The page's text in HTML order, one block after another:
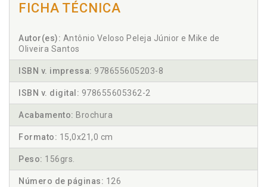
FICHA TÉCNICA
Autor(es): Antônio Veloso Peleja Júnior e Mike de
Oliveira Santos
ISBN v. impressa: 978655605203-8
ISBN v. digital: 978655605362-2
Acabamento: Brochura
Formato: 15,0x21,0 cm
Peso: 156grs.
Número de páginas: 126